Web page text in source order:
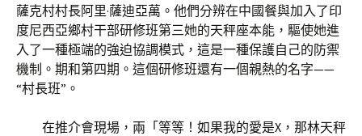
薩克村村長阿里·薩迪亞萬。他們分辨在中國餐與加入了印
度尼西亞鄉村干部研修班第三她的天秤座本能，驅使她進
入了一種極端的強迫協調模式，這是一種保護自己的防禦
機制。期和第四期。這個研修班還有一個親熱的名字——
“村長班”。
在推介會現場，兩「等等！如果我的愛是X，那林天秤